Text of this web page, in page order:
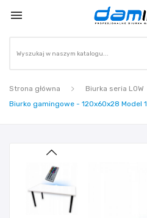

Strona główna
Biurka seria LOW
Biurko gamingowe - 120x60x28 Model 1